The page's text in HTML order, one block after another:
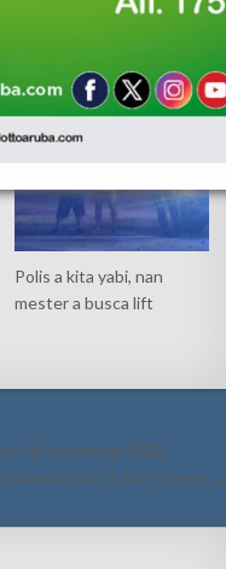
Polis a kita yabi, nan
mester a busca lift
4 di november 2022
ora uno por tin bon suerte →